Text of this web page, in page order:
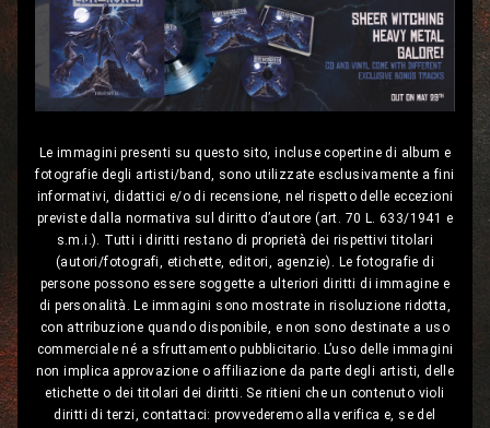
Le immagini presenti su questo sito, incluse copertine di album e
fotografie degli artisti/band, sono utilizzate esclusivamente a fini
informativi, didattici e/o di recensione, nel rispetto delle eccezioni
previste dalla normativa sul diritto d’autore (art. 70 L. 633/1941 e
s.m.i.). Tutti i diritti restano di proprietà dei rispettivi titolari
(autori/fotografi, etichette, editori, agenzie). Le fotografie di
persone possono essere soggette a ulteriori diritti di immagine e
di personalità. Le immagini sono mostrate in risoluzione ridotta,
con attribuzione quando disponibile, e non sono destinate a uso
commerciale né a sfruttamento pubblicitario. L’uso delle immagini
non implica approvazione o affiliazione da parte degli artisti, delle
etichette o dei titolari dei diritti. Se ritieni che un contenuto violi
diritti di terzi, contattaci: provvederemo alla verifica e, se del